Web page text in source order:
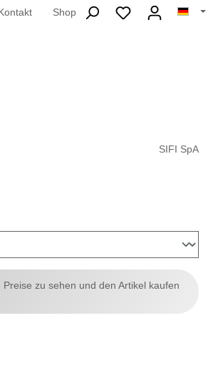
Shop
SIFI SpA
zu sehen und den Artikel kaufen